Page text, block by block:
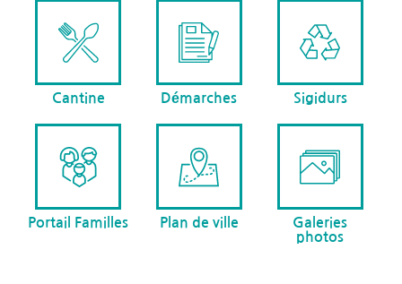
Cantine Démarches Sigidurs
Portail Familles Plan de ville
Galeries
photos